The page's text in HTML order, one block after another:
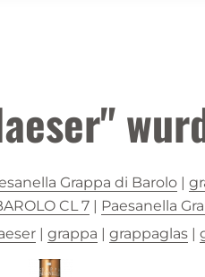
Grappa di Barolo|
CL 7| Paesanella
| grappa | grappaglas |